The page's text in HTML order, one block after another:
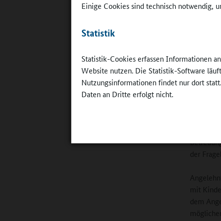
Einige Cookies sind technisch notwendig,
Statistik
Statistik-Cookies erfassen Informationen
Website nutzen. Die Statistik-Software
Nutzungsinformationen findet nur dort
Daten an Dritte erfolgt nicht.
Online-
gesamte
der
mit
dem